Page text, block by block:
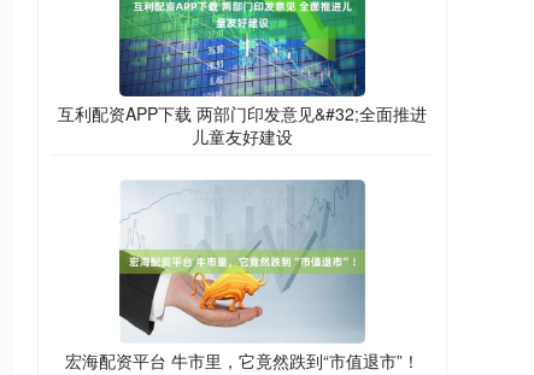
互利配资APP下载 两部门印发意见&#32;全面推进
儿童友好建设
宏海配资平台 牛市里，它竟然跌到“市值退市”！